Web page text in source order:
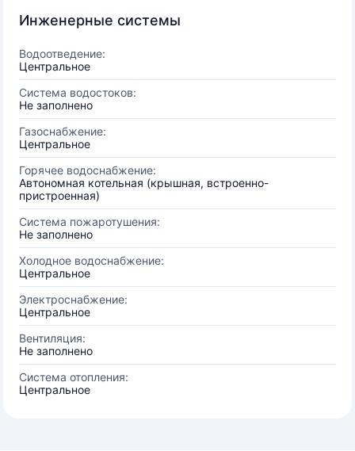
Инженерные системы
Водоотведение:
Центральное
Система водостоков:
Не заполнено
Газоснабжение:
Центральное
Горячее водоснабжение:
Автономная котельная (крышная, встроенно-
пристроенная)
Система пожаротушения:
Не заполнено
Холодное водоснабжение:
Центральное
Электроснабжение:
Центральное
Вентиляция:
Не заполнено
Система отопления:
Центральное